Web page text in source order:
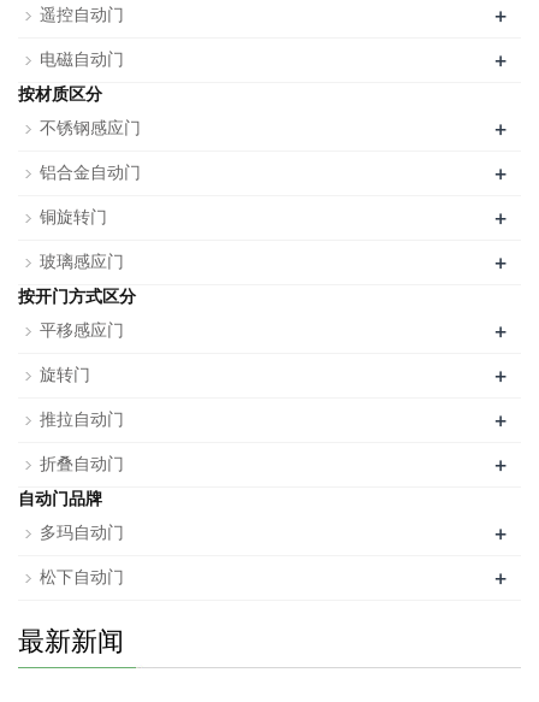
遥控自动门 +
电磁自动门 +
按材质区分
不锈钢感应门
+
铝合金自动门 +
铜旋转门 +
玻璃感应门 +
按开门方式区分
平移感应门
+
旋转门 +
推拉自动门 +
折叠自动门 +
自动门品牌
多玛自动门
+
松下自动门 +
最新新闻